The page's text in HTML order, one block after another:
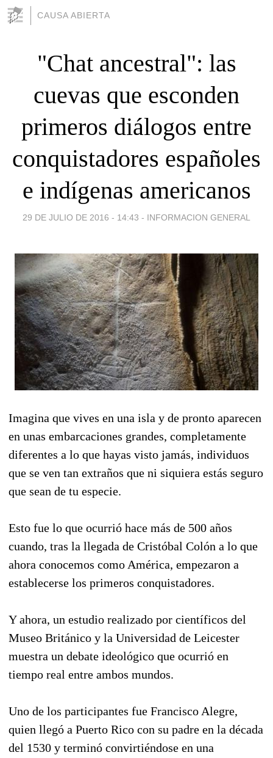
CAUSA ABIERTA
"Chat ancestral": las
cuevas que esconden
primeros diálogos entre
conquistadores españoles
e indígenas americanos
29 DE JULIO DE 2016 - 14:43 - INFORMACION GENERAL
Imagina que vives en una isla y de pronto aparecen
en unas embarcaciones grandes, completamente
diferentes a lo que hayas visto jamás, individuos
que se ven tan extraños que ni siquiera estás seguro
que sean de tu especie.
Esto fue lo que ocurrió hace más de 500 años
cuando, tras la llegada de Cristóbal Colón a lo que
ahora conocemos como América, empezaron a
establecerse los primeros conquistadores.
Y ahora, un estudio realizado por científicos del
Museo Británico y la Universidad de Leicester
muestra un debate ideológico que ocurrió en
tiempo real entre ambos mundos.
Uno de los participantes fue Francisco Alegre,
quien llegó a Puerto Rico con su padre en la década
del 1530 y terminó convirtiéndose en una